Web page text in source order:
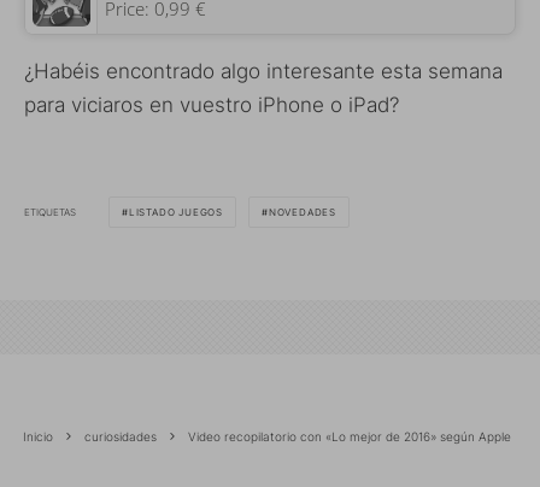
Price: 0,99 €
¿Habéis encontrado algo interesante esta semana
para viciaros en vuestro iPhone o iPad?
ETIQUETAS LISTADO JUEGOS NOVEDADES
Inicio curiosidades Video recopilatorio con «Lo mejor de 2016» según Apple